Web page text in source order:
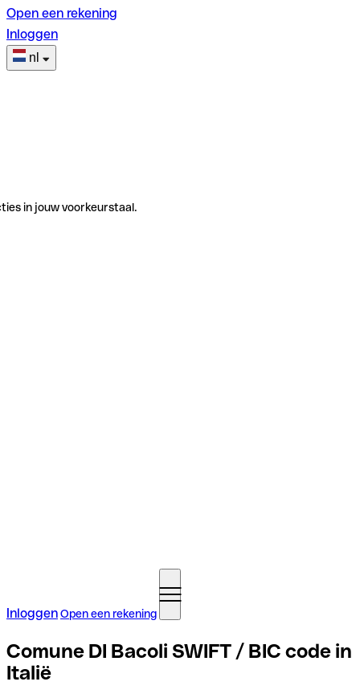
Open een rekening
Inloggen
nl
in jouw voorkeurstaal.
InloggenOpen een rekening
Comune DI Bacoli SWIFT / BIC code in
Italië